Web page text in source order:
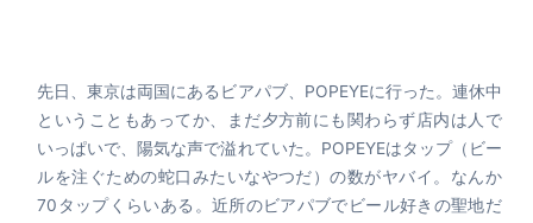
先日、東京は両国にあるビアパブ、POPEYEに行った。連休中
ということもあってか、まだ夕方前にも関わらず店内は人で
いっぱいで、陽気な声で溢れていた。POPEYEはタップ（ビー
ルを注ぐための蛇口みたいなやつだ）の数がヤバイ。なんか
70タップくらいある。近所のビアパブでビール好きの聖地だ